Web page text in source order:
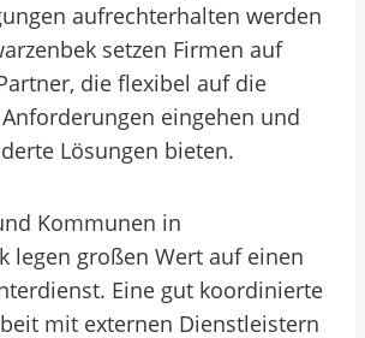
aufrechterhalten werden
setzen Firmen auf
die flexibel auf die
eingehen und
Lösungen bieten.
Kommunen in
legen großen Wert auf einen
Eine gut koordinierte
mit externen Dienstleistern